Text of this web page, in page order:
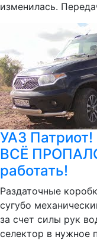
изменилась.
УАЗ Патриот!
ВСЁ
работать!
Раздаточные
сугубо
за счет силы рук
селектор в нужное